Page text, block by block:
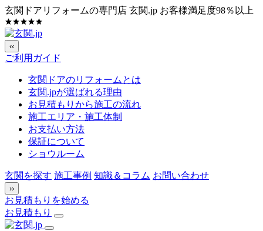
玄関ドアリフォームの専門店 玄関.jp お客様満足度98％以上
‹‹
ご利用ガイド
玄関ドアのリフォームとは
玄関.jpが選ばれる理由
お見積もりから施工の流れ
施工エリア・施工体制
お支払い方法
保証について
ショウルーム
玄関を探す 施工事例 知識＆コラム お問い合わせ
››
お見積もりを始める
お見積もり